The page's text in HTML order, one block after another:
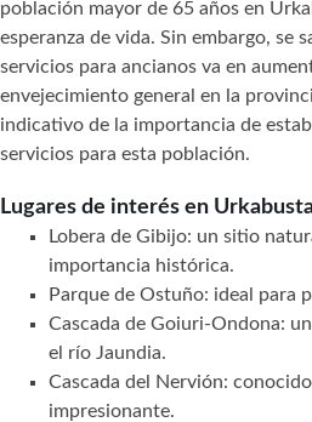
población mayor de 65 años en
esperanza de vida. Sin embargo, se
servicios para ancianos va en
envejecimiento general en la
indicativo de la importancia de
servicios para esta población.
Lugares de interés en
Lobera de Gibijo: un sitio
importancia histórica.
Parque de Ostuño: ideal para
Cascada de Goiuri-Ondona:
el río Jaundia.
Cascada del Nervión:
impresionante.